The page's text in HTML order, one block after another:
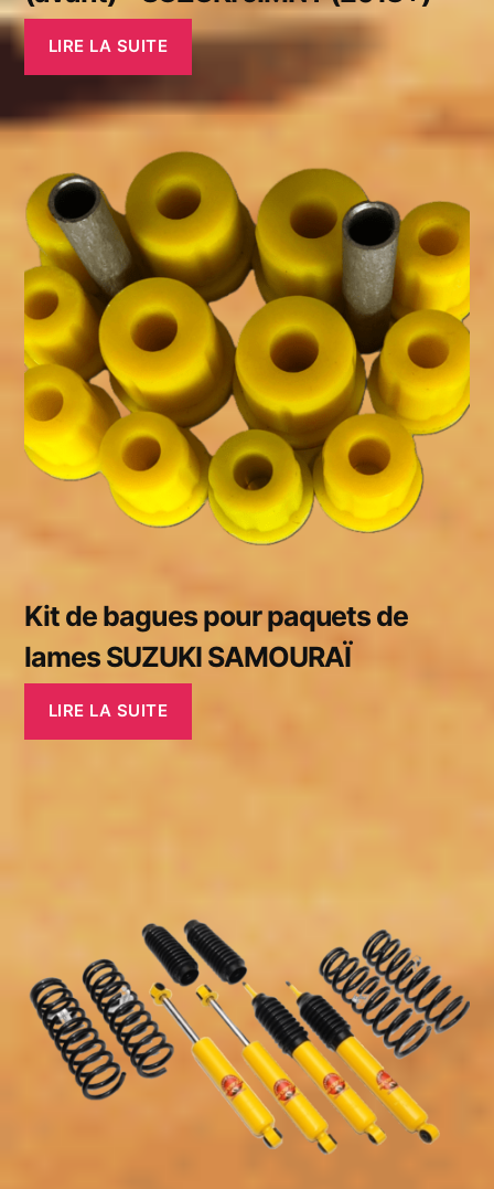
LIRE LA SUITE
Kit de bagues pour paquets de
lames SUZUKI SAMOURAÏ
LIRE LA SUITE